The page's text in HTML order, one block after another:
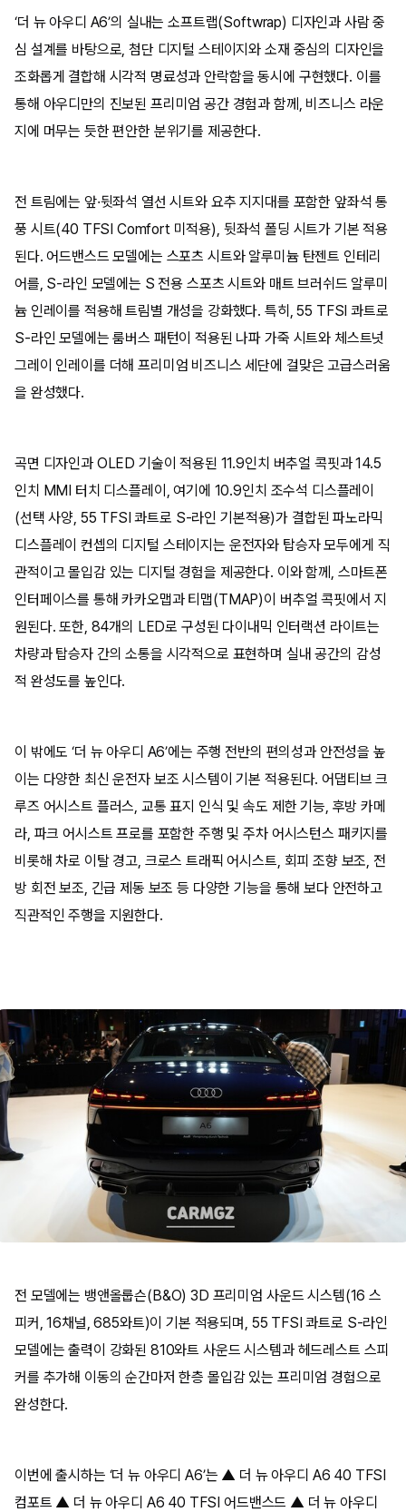
‘더 뉴 아우디 A6’의 실내는 소프트랩(Softwrap) 디자인과 사람 중
심 설계를 바탕으로, 첨단 디지털 스테이지와 소재 중심의 디자인을
조화롭게 결합해 시각적 명료성과 안락함을 동시에 구현했다. 이를
통해 아우디만의 진보된 프리미엄 공간 경험과 함께, 비즈니스 라운
지에 머무는 듯한 편안한 분위기를 제공한다.
전 트림에는 앞·뒷좌석 열선 시트와 요추 지지대를 포함한 앞좌석 통
풍 시트(40 TFSI Comfort 미적용), 뒷좌석 폴딩 시트가 기본 적용
된다. 어드밴스드 모델에는 스포츠 시트와 알루미늄 탄젠트 인테리
어를, S-라인 모델에는 S 전용 스포츠 시트와 매트 브러쉬드 알루미
늄 인레이를 적용해 트림별 개성을 강화했다. 특히, 55 TFSI 콰트로
S-라인 모델에는 룸버스 패턴이 적용된 나파 가죽 시트와 체스트넛
그레이 인레이를 더해 프리미엄 비즈니스 세단에 걸맞은 고급스러움
을 완성했다.
곡면 디자인과 OLED 기술이 적용된 11.9인치 버추얼 콕핏과 14.5
인치 MMI 터치 디스플레이, 여기에 10.9인치 조수석 디스플레이
(선택 사양, 55 TFSI 콰트로 S-라인 기본적용)가 결합된 파노라믹
디스플레이 컨셉의 디지털 스테이지는 운전자와 탑승자 모두에게 직
관적이고 몰입감 있는 디지털 경험을 제공한다. 이와 함께, 스마트폰
인터페이스를 통해 카카오맵과 티맵(TMAP)이 버추얼 콕핏에서 지
원된다. 또한, 84개의 LED로 구성된 다이내믹 인터랙션 라이트는
차량과 탑승자 간의 소통을 시각적으로 표현하며 실내 공간의 감성
적 완성도를 높인다.
이 밖에도 ‘더 뉴 아우디 A6’에는 주행 전반의 편의성과 안전성을 높
이는 다양한 최신 운전자 보조 시스템이 기본 적용된다. 어댑티브 크
루즈 어시스트 플러스, 교통 표지 인식 및 속도 제한 기능, 후방 카메
라, 파크 어시스트 프로를 포함한 주행 및 주차 어시스턴스 패키지를
비롯해 차로 이탈 경고, 크로스 트래픽 어시스트, 회피 조향 보조, 전
방 회전 보조, 긴급 제동 보조 등 다양한 기능을 통해 보다 안전하고
직관적인 주행을 지원한다.
전 모델에는 뱅앤올룹슨(B&O) 3D 프리미엄 사운드 시스템(16 스
피커, 16채널, 685와트)이 기본 적용되며, 55 TFSI 콰트로 S-라인
모델에는 출력이 강화된 810와트 사운드 시스템과 헤드레스트 스피
커를 추가해 이동의 순간마저 한층 몰입감 있는 프리미엄 경험으로
완성한다.
이번에 출시하는 ‘더 뉴 아우디 A6’는 ▲ 더 뉴 아우디 A6 40 TFSI
컴포트 ▲ 더 뉴 아우디 A6 40 TFSI 어드밴스드 ▲ 더 뉴 아우디